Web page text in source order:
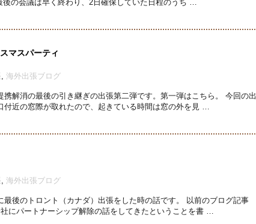
の会議は早く終わり、2日確保していた日程のうち …
マスパーティ
海外出張ブログ
解消の最後の引き継ぎの出張第二弾です。第一弾はこちら。 今回の出
近の窓際が取れたので、起きている時間は窓の外を見 …
海外出張ブログ
後のトロント（カナダ）出張をした時の話です。 以前のブログ記事
にパートナーシップ解除の話をしてきたということを書 …